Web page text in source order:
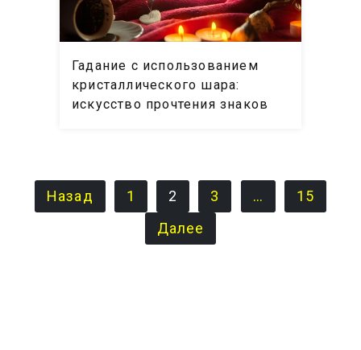
Гадание с использованием
кристаллического шара:
искусство прочтения знаков
ПАГИНАЦИЯ
ЗАПИСЕЙ
Назад 1 2 3 …
15
Далее